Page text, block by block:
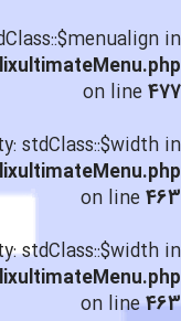
in
on line477
stdClass::$width in
on line463
stdClass::$width in
on line463